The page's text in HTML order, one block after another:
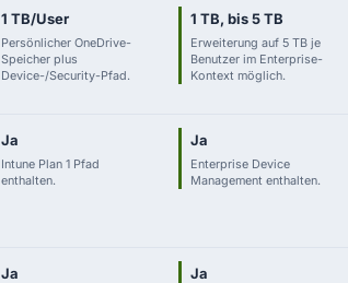
1 TB/User
Persönlicher OneDrive-
Speicher plus
Device-/Security-Pfad.
1 TB, bis 5 TB
Erweiterung auf 5 TB je
Benutzer im Enterprise-
Kontext möglich.
Ja
Intune Plan 1 Pfad
enthalten.
Ja
Enterprise Device
Management enthalten.
Ja Ja